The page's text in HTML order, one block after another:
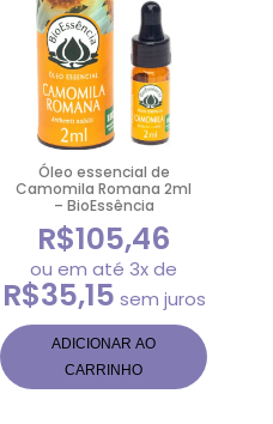
Óleo essencial de
Camomila Romana 2ml
– BioEssência
R$105,46
ou em até 3x de
R$35,15 sem juros
ADICIONAR AO
CARRINHO